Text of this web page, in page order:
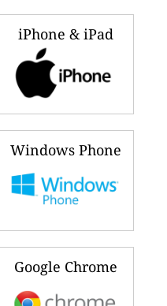
iPhone & iPad
Windows Phone
Google Chrome